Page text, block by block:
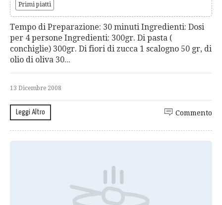
Primi piatti
Tempo di Preparazione: 30 minuti Ingredienti: Dosi
per 4 persone Ingredienti: 300gr. Di pasta (
conchiglie) 300gr. Di fiori di zucca 1 scalogno 50 gr, di
olio di oliva 30...
13 Dicembre 2008
Leggi Altro Commento